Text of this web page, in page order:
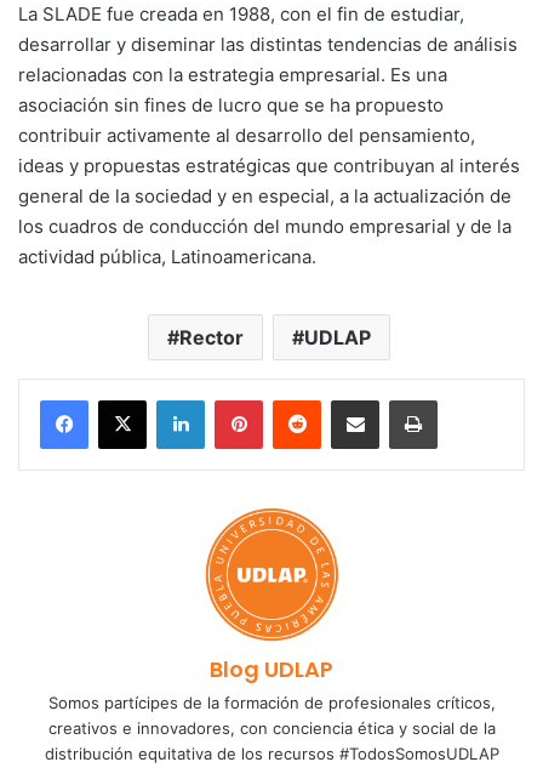
La SLADE fue creada en 1988, con el fin de estudiar,
desarrollar y diseminar las distintas tendencias de análisis
relacionadas con la estrategia empresarial. Es una
asociación sin fines de lucro que se ha propuesto
contribuir activamente al desarrollo del pensamiento,
ideas y propuestas estratégicas que contribuyan al interés
general de la sociedad y en especial, a la actualización de
los cuadros de conducción del mundo empresarial y de la
actividad pública, Latinoamericana.
Rector UDLAP
LinkedInPinterestReddit Share via Email Print
Blog UDLAP
Somos partícipes de la formación de profesionales críticos,
creativos e innovadores, con conciencia ética y social de la
distribución equitativa de los recursos #TodosSomosUDLAP